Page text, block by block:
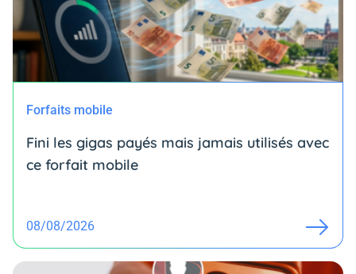
Forfaits mobile
Fini les gigas payés mais jamais utilisés avec
ce forfait mobile
08/08/2026